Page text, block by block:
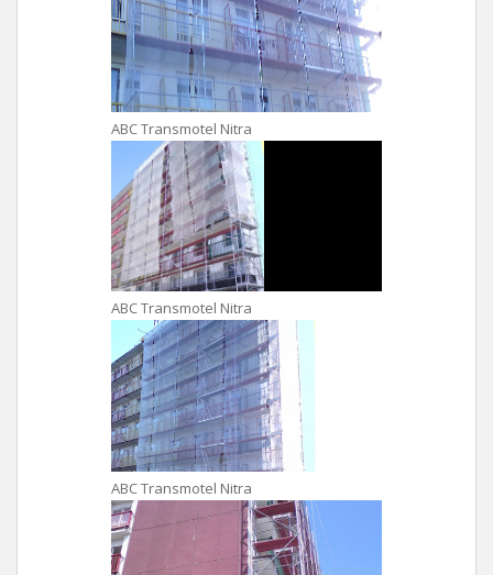
ABC Transmotel Nitra
ABC Transmotel Nitra
ABC Transmotel Nitra